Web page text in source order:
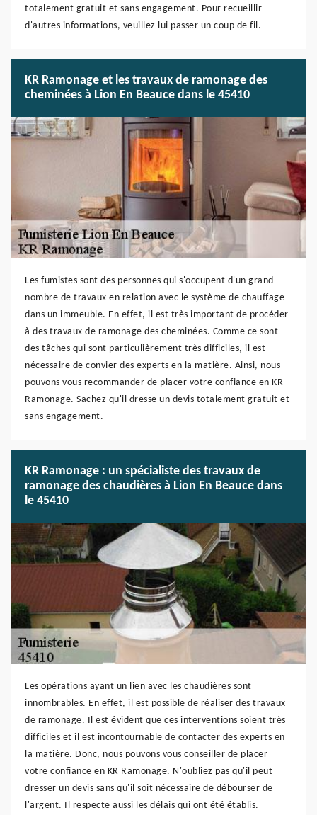
totalement gratuit et sans engagement. Pour recueillir
d'autres informations, veuillez lui passer un coup de fil.
KR Ramonage et les travaux de ramonage des
cheminées à Lion En Beauce dans le 45410
Les fumistes sont des personnes qui s'occupent d'un grand
nombre de travaux en relation avec le système de chauffage
dans un immeuble. En effet, il est très important de procéder
à des travaux de ramonage des cheminées. Comme ce sont
des tâches qui sont particulièrement très difficiles, il est
nécessaire de convier des experts en la matière. Ainsi, nous
pouvons vous recommander de placer votre confiance en KR
Ramonage. Sachez qu'il dresse un devis totalement gratuit et
sans engagement.
KR Ramonage : un spécialiste des travaux de
ramonage des chaudières à Lion En Beauce dans
le 45410
Les opérations ayant un lien avec les chaudières sont
innombrables. En effet, il est possible de réaliser des travaux
de ramonage. Il est évident que ces interventions soient très
difficiles et il est incontournable de contacter des experts en
la matière. Donc, nous pouvons vous conseiller de placer
votre confiance en KR Ramonage. N'oubliez pas qu'il peut
dresser un devis sans qu'il soit nécessaire de débourser de
l'argent. Il respecte aussi les délais qui ont été établis.